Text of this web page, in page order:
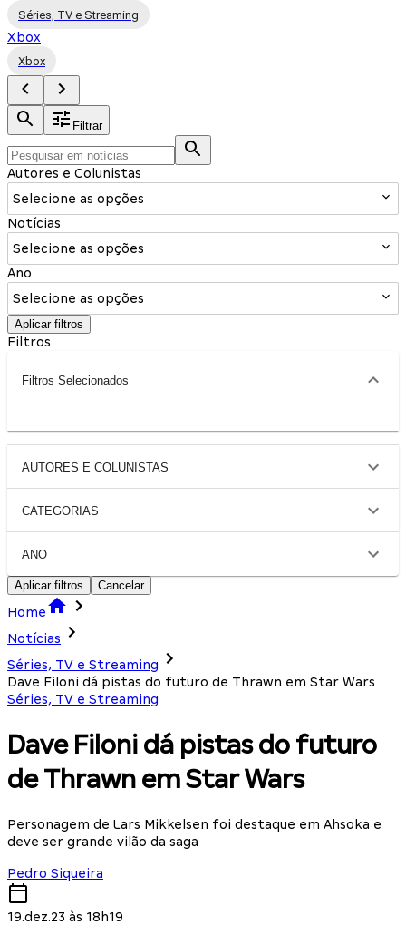
Séries, TV e Streaming
Xbox
Xbox
Filtrar
Autores e Colunistas
Selecione as opções
Notícias
Selecione as opções
Ano
Selecione as opções
Aplicar filtros
Filtros
Filtros Selecionados
AUTORES E COLUNISTAS
CATEGORIAS
ANO
Aplicar filtros Cancelar
Home
Notícias
Séries, TV e Streaming
Dave Filoni dá pistas do futuro de Thrawn em Star Wars
Séries, TV e Streaming
Dave Filoni dá pistas do futuro
de Thrawn em Star Wars
Personagem de Lars Mikkelsen foi destaque em Ahsoka e
deve ser grande vilão da saga
Pedro Siqueira
19.dez.23 às 18h19